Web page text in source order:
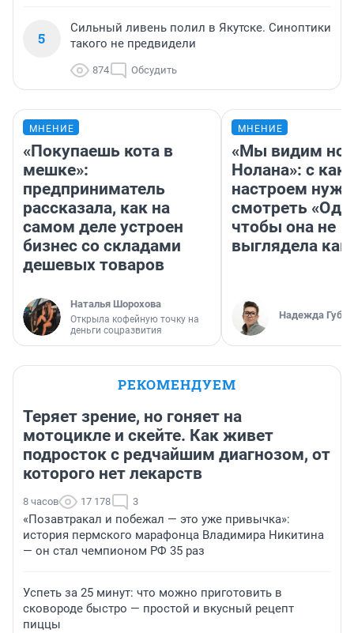
5
Сильный ливень полил в Якутске. Синоптики
такого не предвидели
874 Обсудить
МНЕНИЕ
«Покупаешь кота в
мешке»:
предприниматель
рассказала, как на
самом деле устроен
бизнес со складами
дешевых товаров
Наталья Шорохова
Открыла кофейную точку на
деньги соцразвития
МНЕНИЕ
«Мы видим
Нолана»: с
настроем
смотреть
чтобы она не
выглядела как
Надежда
РЕКОМЕНДУЕМ
Теряет зрение, но гоняет на
мотоцикле и скейте. Как живет
подросток с редчайшим диагнозом, от
которого нет лекарств
8 часов 17 178 3
«Позавтракал и побежал — это уже привычка»:
история пермского марафонца Владимира Никитина
— он стал чемпионом РФ 35 раз
Успеть за 25 минут: что можно приготовить в
сковороде быстро — простой и вкусный рецепт
пиццы